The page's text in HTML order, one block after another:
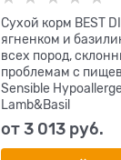
Сухой корм BEST
ягненком и
всех пород,
проблемам с
Sensible
Lamb&Basil
от3 013 руб.